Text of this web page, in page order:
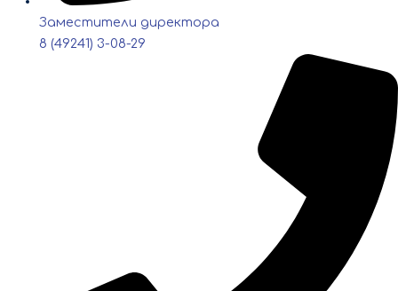
Заместители директора
8 (49241) 3-08-29